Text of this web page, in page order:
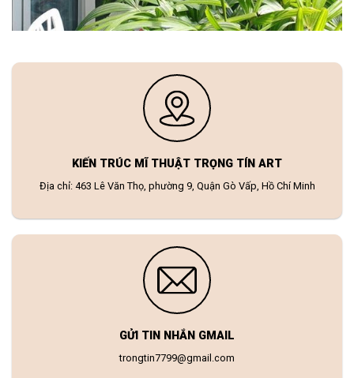
KIẾN TRÚC MĨ THUẬT TRỌNG TÍN ART
Địa chỉ: 463 Lê Văn Thọ, phường 9, Quận Gò Vấp, Hồ Chí Minh
GỬI TIN NHẮN GMAIL
trongtin7799@gmail.com